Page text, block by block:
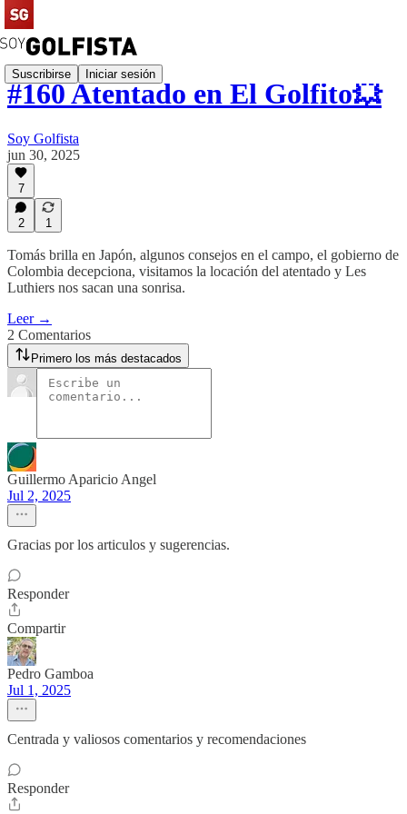
Suscribirse Iniciar sesión
#160 Atentado en El Golfito💥
Soy Golfista
jun 30, 2025
7
2 1
Tomás brilla en Japón, algunos consejos en el campo, el gobierno de
Colombia decepciona, visitamos la locación del atentado y Les
Luthiers nos sacan una sonrisa.
Leer →
2 Comentarios
Primero los más destacados
Guillermo Aparicio Angel
Jul 2, 2025
Gracias por los articulos y sugerencias.
Responder
Compartir
Pedro Gamboa
Jul 1, 2025
Centrada y valiosos comentarios y recomendaciones
Responder